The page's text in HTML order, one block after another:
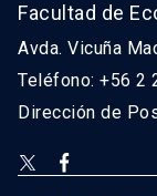
Facultad de
Avda. Vicuña
Teléfono: +56 2
Dirección de